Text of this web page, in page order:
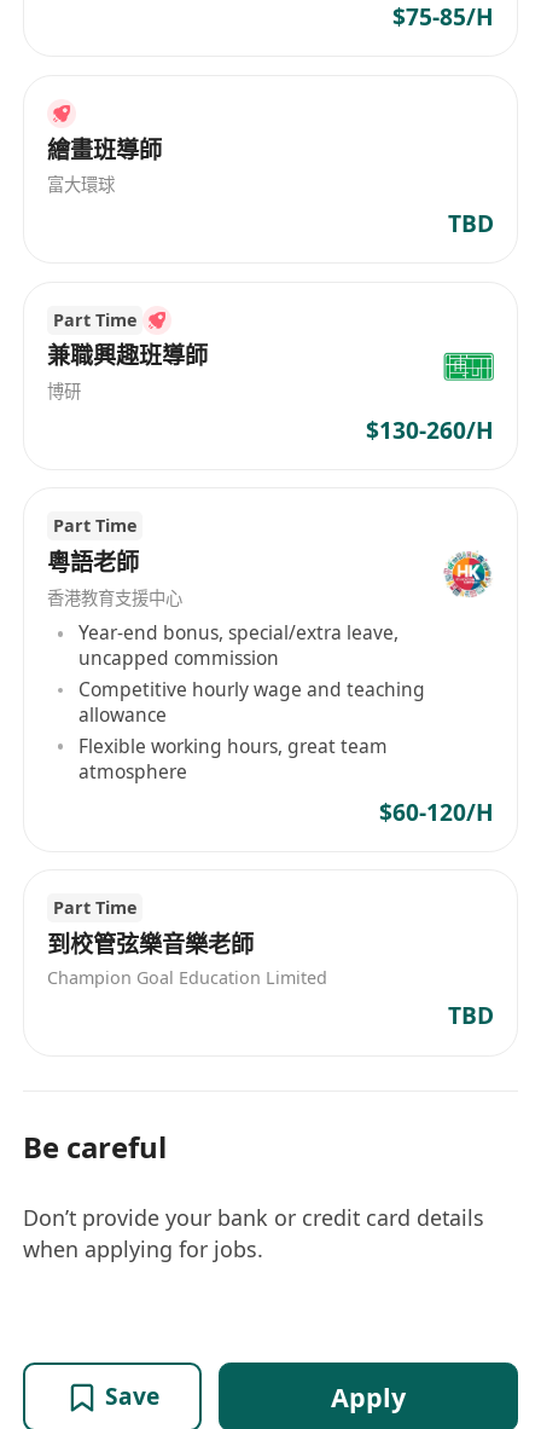
$75-85/H
繪畫班導師
富大環球
TBD
Part Time
兼職興趣班導師
博研
$130-260/H
Part Time
粵語老師
香港教育支援中心
Year-end bonus, special/extra leave,
uncapped commission
Competitive hourly wage and teaching
allowance
Flexible working hours, great team
atmosphere
$60-120/H
Part Time
到校管弦樂音樂老師
Champion Goal Education Limited
TBD
Be careful
Don’t provide your bank or credit card details
when applying for jobs.
Save Apply